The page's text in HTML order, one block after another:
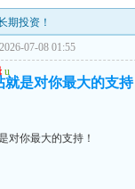
期投资！
07-08 01:55
u
就是对你最大的支持
对你最大的支持！